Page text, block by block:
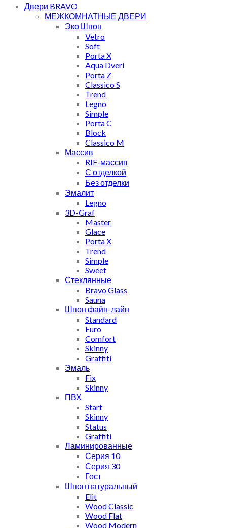
Двери BRAVO
МЕЖКОМНАТНЫЕ ДВЕРИ
Эко Шпон
Vetro
Soft
Porta X
Aqua Dveri
Porta Z
Classico S
Trend
Legno
Simple
Porta C
Block
Classico M
Массив
RIF-массив
С отделкой
Без отделки
Эмалит
Legno
3D-Graf
Master
Glace
Porta X
Trend
Simple
Sweet
Стеклянные
Bravo Glass
Sauna
Шпон файн-лайн
Standard
Euro
Comfort
Skinny
Graffiti
Эмаль
Fix
Skinny
ПВХ
Start
Skinny
Status
Graffiti
Ламинированные
Серия 10
Серия 30
Гост
Шпон натуральный
Elit
Wood Classic
Wood Flat
Wood Modern